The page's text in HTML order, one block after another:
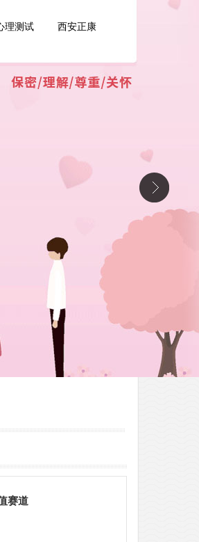
理测试 西安正康
赛道